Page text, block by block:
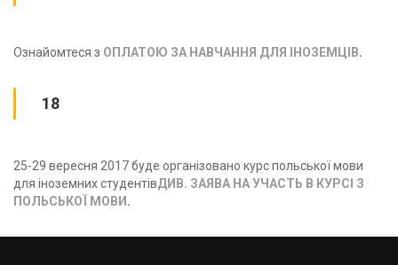
Ознайомтеся з OПЛАТOЮ ЗA НАВЧАННЯ ДЛЯ ІНОЗЕМЦІВ.
18
25-29 вересня 2017 буде організованo курс польської мови
для іноземних студентівДИВ. ЗAЯВА НA УЧАСТЬ В КУРСІ З
ПОЛЬСЬКОЇ МОВИ .